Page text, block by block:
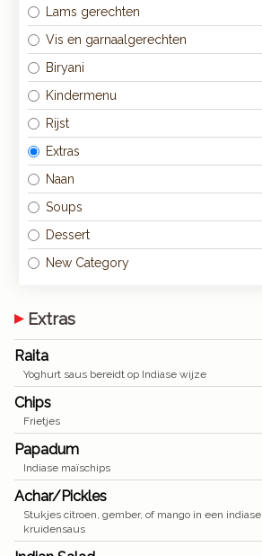
Lams gerechten
Vis en garnaalgerechten
Biryani
Kindermenu
Rijst
Extras
Naan
Soups
Dessert
New Category
Extras
Raita
Yoghurt saus bereidt op Indiase wijze
Chips
Frietjes
Papadum
Indiase maïschips
Achar/Pickles
Stukjes citroen, gember, of mango in een indiase
kruidensaus